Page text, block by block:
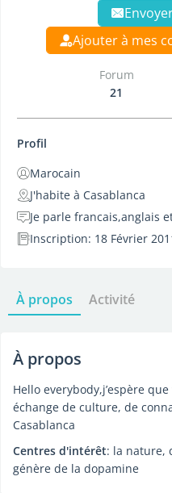
Ajouter à mes
Forum
21
Profil
Marocain
J'habite à Casablanca
Je parle francais,anglais
Inscription: 18 Février
À propos Activité
À propos
Hello everybody,j’espère
échange de culture, de
Casablanca
Centres d'intérêt: la nature,
génère de la dopamine